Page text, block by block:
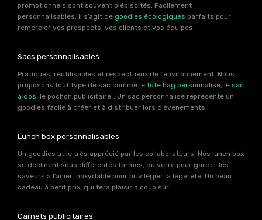
promotionnels sont souvent plébiscités. Facilement
personnalisables, il s’agit de goodies écologiques parfaits pour
remercier vos prospects, vos clients et vos équipes.
Sacs personnalisables
Pratiques, réutilisables et respectueux de l’environnement. Nous
proposons tout type de sac comme le tote bag personnalisé, le sac
à dos, le pochon publicitaire… Un sac personnalisé représente un
goodies facile à créer et à distribuer lors d’événements.
Lunch box personnalisables
Un goodies utile très apprécié par les collaborateurs. Nos lunch box
se déclinent sous différentes formes, du verre pour garder les
saveurs à l’acier inoxydable pour privilégier la légèreté. Un beau
cadeau à petit prix, qui fera plaisir à coup sûr.
Carnets publicitaires